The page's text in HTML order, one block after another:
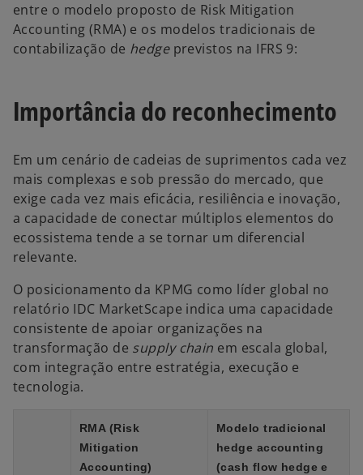
entre o modelo proposto de Risk Mitigation
Accounting (RMA) e os modelos tradicionais de
contabilização de hedgeprevistos na IFRS 9:
Importância do reconhecimento
Em um cenário de cadeias de suprimentos cada vez
mais complexas e sob pressão do mercado, que
exige cada vez mais eficácia, resiliência e inovação,
a capacidade de conectar múltiplos elementos do
ecossistema tende a se tornar um diferencial
relevante.
O posicionamento da KPMG como líder global no
relatório IDC MarketScape indica uma capacidade
consistente de apoiar organizações na
transformação de supply chain em escala global,
com integração entre estratégia, execução e
tecnologia.
RMA (Risk
Mitigation
Accounting)
Modelo tradicional
hedge accounting
(cash flow hedge e